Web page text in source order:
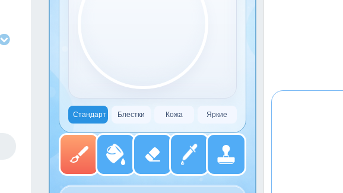
Стандарт Блестки Кожа Яркие